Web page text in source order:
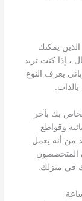
الذين يمكنك
، إذا كنت تريد
يعرف النوع
بالذات.
بك بآخر
وقواطع
من أنه يعمل
المتخصصون
في منزلك.